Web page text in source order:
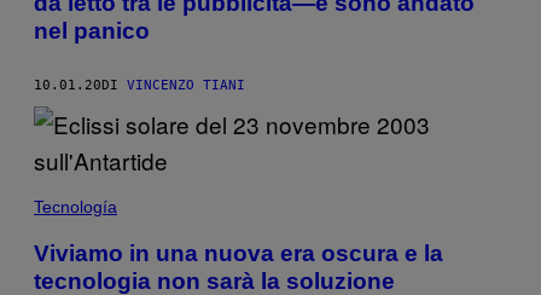
nel panico
10.01.20 DI VINCENZO TIANI
Tecnología
Viviamo in una nuova era oscura e la
tecnologia non sarà la soluzione